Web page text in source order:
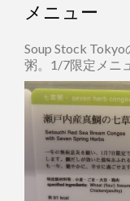
メニュー
Soup Stock
粥。1/7限定メニ